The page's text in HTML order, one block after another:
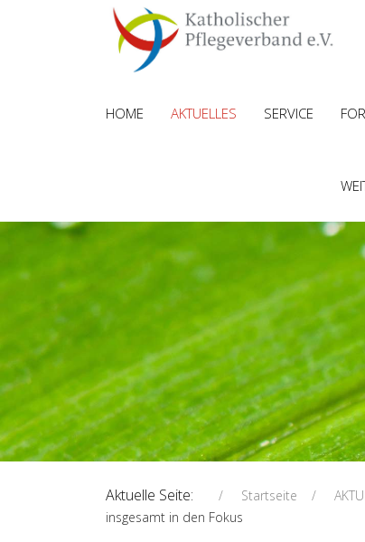
HOME AKTUELLES SERVICE
Aktuelle Seite: Startseite
insgesamt in den Fokus